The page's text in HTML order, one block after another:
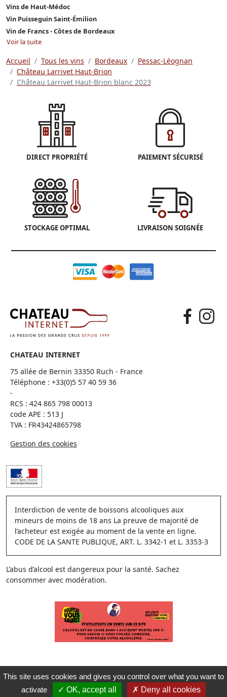
Vins de Haut-Médoc
Vin Puisseguin Saint-Émilion
Vin de Francs - Côtes de Bordeaux
Voir la suite
Accueil Tous les vins Bordeaux
Pessac-Léognan
Château Larrivet Haut-Brion
Château Larrivet Haut-Brion blanc 2023
DIRECT PROPRIÉTÉ PAIEMENT SÉCURISÉ
STOCKAGE OPTIMAL LIVRAISON SOIGNÉE
CHATEAU INTERNET
75 allée de Bernin 33350 Ruch - France
Téléphone : +33(0)5 57 40 59 36
-
RCS : 424 865 798 00013
code APE : 513 J
TVA : FR43424865798
Gestion des cookies
Interdiction de vente de boissons alcooliques aux
mineurs de moins de 18 ans La preuve de majorité de
l’acheteur est exigée au moment de la vente en ligne.
CODE DE LA SANTE PUBLIQUE, ART. L. 3342-1 et L. 3353-3
L’abus d’alcool est dangereux pour la santé. Sachez
consommer avec modération.
This site uses cookies and gives you control over what you want to
activate
OK, accept all Deny all cookies